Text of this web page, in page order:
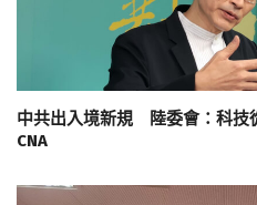
中共出入境新規 陸委會：科技
CNA